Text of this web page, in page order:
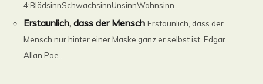
4:BlödsinnSchwachsinnUnsinnWahnsinn...
Erstaunlich, dass der Mensch Erstaunlich, dass der
Mensch nur hinter einer Maske ganz er selbst ist. Edgar
Allan Poe...